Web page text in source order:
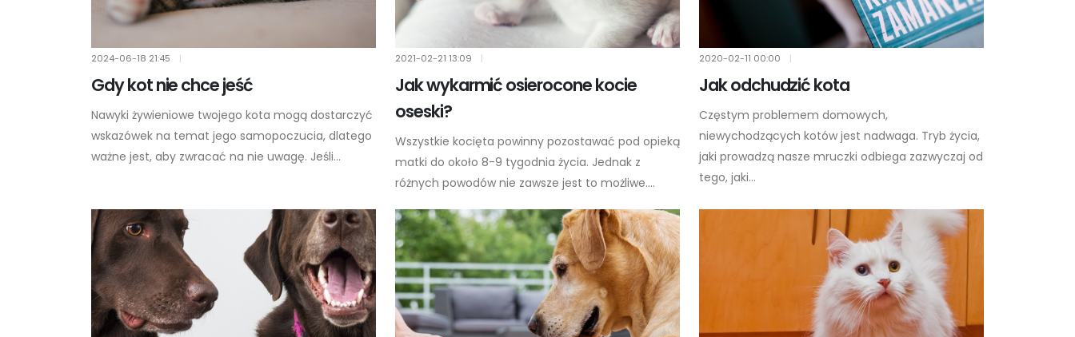
2024-06-18 21:45 |
Gdy kot nie chce jeść
Nawyki żywieniowe twojego kota mogą dostarczyć
wskazówek na temat jego samopoczucia, dlatego
ważne jest, aby zwracać na nie uwagę. Jeśli...
2021-02-21 13:09 |
Jak wykarmić osierocone kocie
oseski?
Wszystkie kocięta powinny pozostawać pod opieką
matki do około 8-9 tygodnia życia. Jednak z
różnych powodów nie zawsze jest to możliwe....
2020-02-11 00:00 |
Jak odchudzić kota
Częstym problemem domowych,
niewychodzących kotów jest nadwaga. Tryb życia,
jaki prowadzą nasze mruczki odbiega zazwyczaj od
tego, jaki...